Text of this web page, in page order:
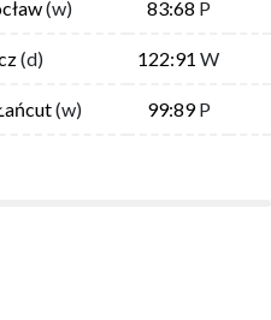
(w) 83:68 P
(d) 122:91 W
(w) 99:89P
(w) 83:68 P
(d) 122:91 W
(w) 99:89P